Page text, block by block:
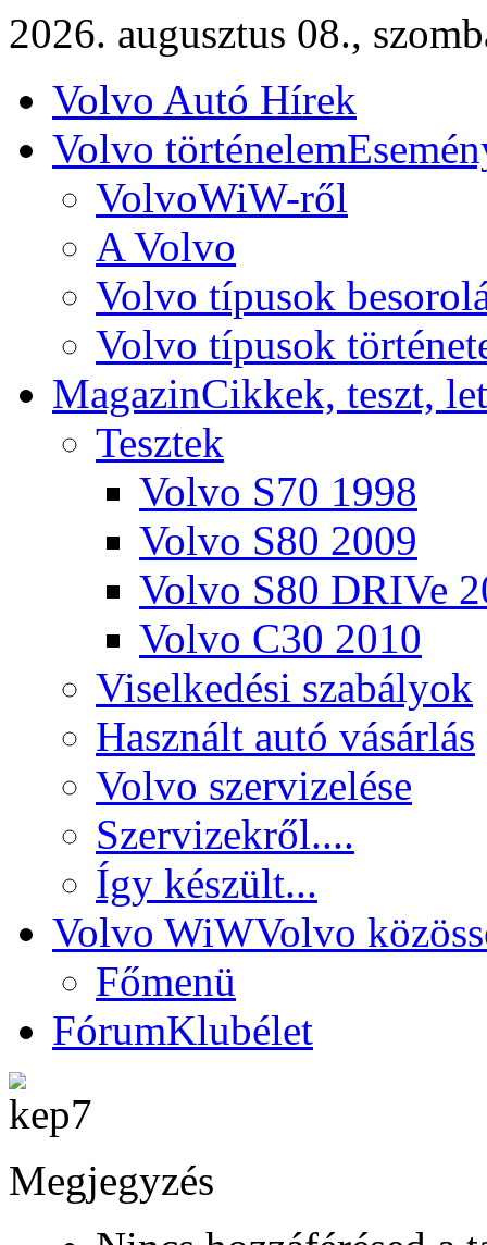
2026. augusztus 08.,
Volvo Autó Hírek
Volvo történelem
VolvoWiW-ről
A Volvo
Volvo típusok
Volvo típusok
MagazinCikkek, teszt,
Tesztek
Volvo S70 1998
Volvo S80 2009
Volvo S80 DRIVe
Volvo C30 2010
Viselkedési szabályok
Használt autó vásárlás
Volvo szervizelése
Szervizekről....
Így készült...
Volvo WiWVolvo
Főmenü
FórumKlubélet
Megjegyzés